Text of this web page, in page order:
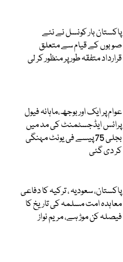
پاکستان بار کونسل نے نئے
صوبوں کے قیام سے متعلق
قرارداد متفقہ طور پر منظور کر لی
عوام پر ایک اور بوجھ،ماہانہ فیول
پرائس ایڈجسٹمنٹ کی مد میں
بجلی 75 پیسے فی یونٹ مہنگی
کر دی گئی
پاکستان، سعودیہ ، ترکیہ کا دفاعی
معاہدہ امت مسلمہ کی تاریخ کا
فیصلہ کن موڑ ہے، مریم نواز